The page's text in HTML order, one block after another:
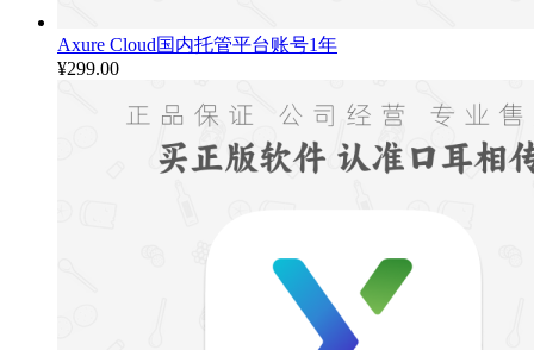
Axure Cloud国内托管平台账号1年
¥299.00